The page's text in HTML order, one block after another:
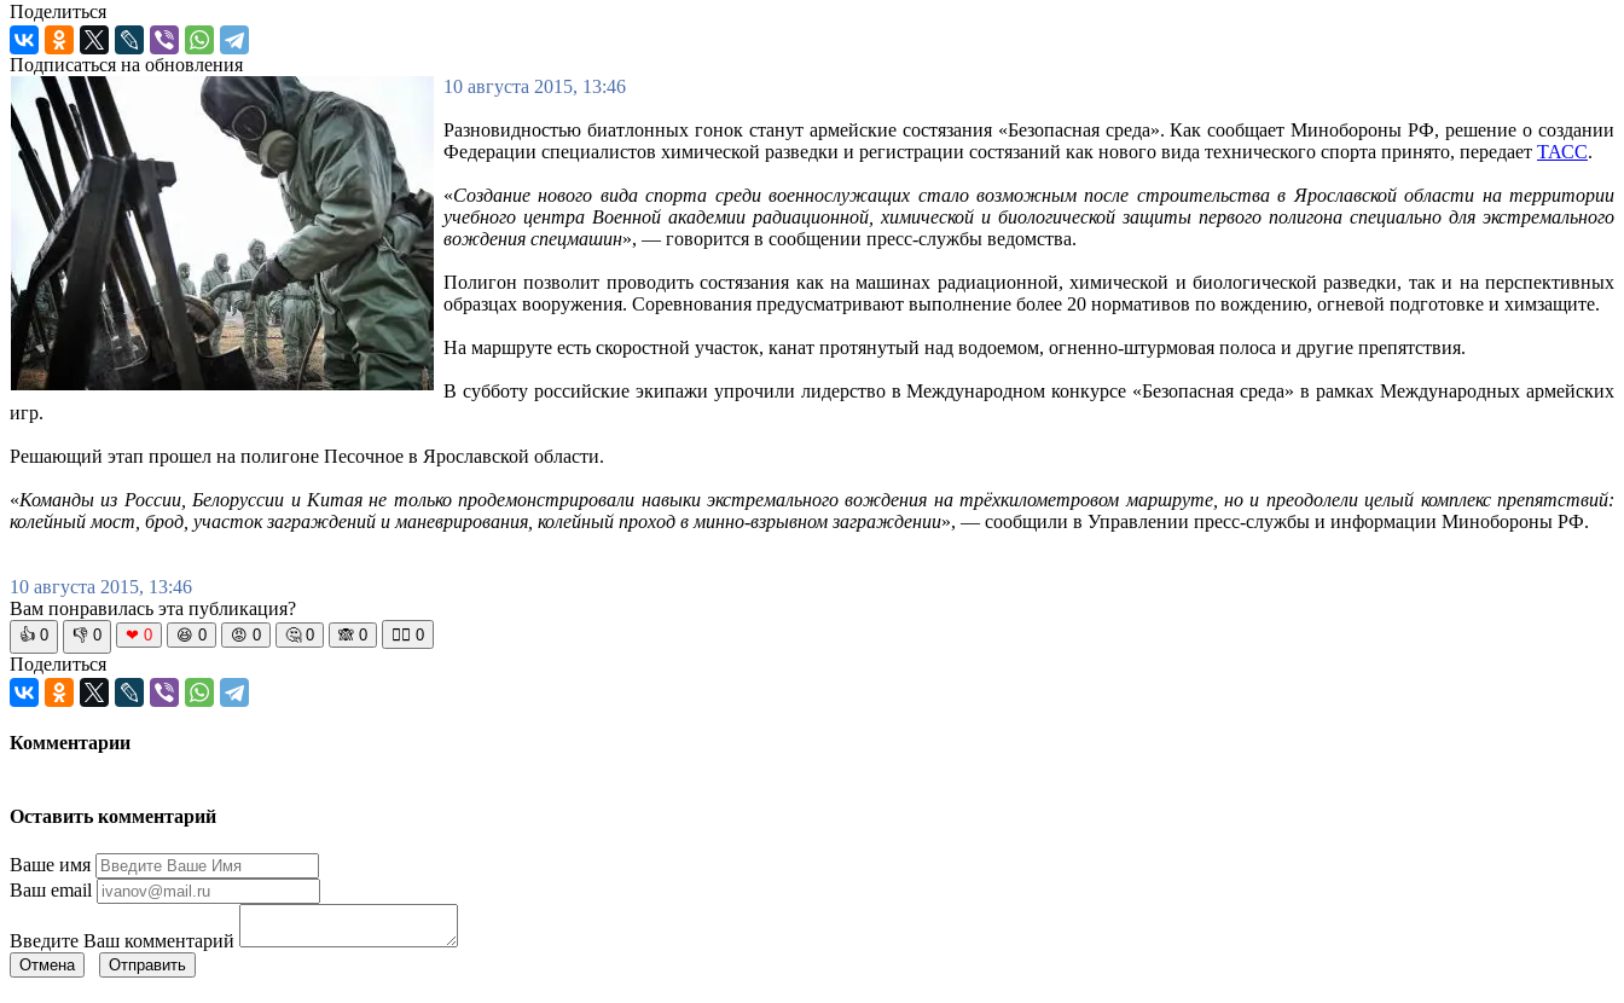
Поделиться
Подписаться на обновления
10 августа 2015, 13:46
Разновидностью биатлонных гонок станут армейские состязания «Безопасная среда». Как сообщает Минобороны РФ, решение о создании
Федерации специалистов химической разведки и регистрации состязаний как нового вида технического спорта принято, передает ТАСС.
«Создание нового вида спорта среди военнослужащих стало возможным после строительства в Ярославской области на территории
учебного центра Военной академии радиационной, химической и биологической защиты первого полигона специально для экстремального
вождения спецмашин», — говорится в сообщении пресс-службы ведомства.
Полигон позволит проводить состязания как на машинах радиационной, химической и биологической разведки, так и на перспективных
образцах вооружения. Соревнования предусматривают выполнение более 20 нормативов по вождению, огневой подготовке и химзащите.
На маршруте есть скоростной участок, канат протянутый над водоемом, огненно-штурмовая полоса и другие препятствия.
В субботу российские экипажи упрочили лидерство в Международном конкурсе «Безопасная среда» в рамках Международных армейских
игр.
Решающий этап прошел на полигоне Песочное в Ярославской области.
«Команды из России, Белоруссии и Китая не только продемонстрировали навыки экстремального вождения на трёхкилометровом маршруте, но и преодолели целый комплекс препятствий:
колейный мост, брод, участок заграждений и маневрирования, колейный проход в минно-взрывном заграждении», — сообщили в Управлении пресс-службы и информации Минобороны РФ.
10 августа 2015, 13:46
Вам понравилась эта публикация?
👍 0 👎 0 ❤ 0 😆 0 😡 0 🤔 0 🙈 0 🧘‍♀️ 0
Поделиться
Комментарии
Оставить комментарий
Ваше имя
Ваш email
Введите Ваш комментарий
Отмена Отправить